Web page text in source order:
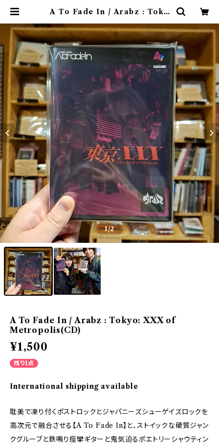
A To Fade In / Arabz : Toky
9spices distro
1/2
A To Fade In / Arabz : Tokyo: XXX of
Metropolis(CD)
¥1,500
残り1点
International shipping available
耽美で凍り付くポストロックとジャパニーズシューゲイズロックを
高次元で融合させる【A To Fade In】と、ストイックな硬質ジャン
クグルーブと鉄鳴り痙攣ギターと鬼気迫るポエトリーシャウティン